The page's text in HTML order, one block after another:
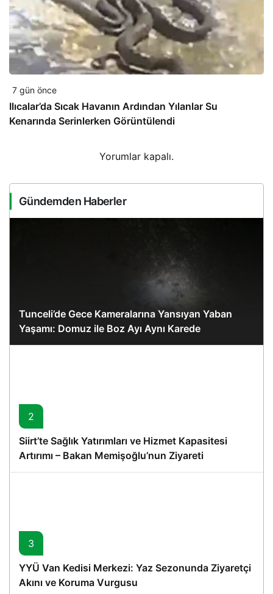
7 gün önce
Ilıcalar’da Sıcak Havanın Ardından Yılanlar Su
Kenarında Serinlerken Görüntülendi
Yorumlar kapalı.
Gündemden Haberler
Tunceli’de Gece Kameralarına Yansıyan Yaban
Yaşamı: Domuz ile Boz Ayı Aynı Karede
2
Siirt’te Sağlık Yatırımları ve Hizmet Kapasitesi
Artırımı – Bakan Memişoğlu’nun Ziyareti
3
YYÜ Van Kedisi Merkezi: Yaz Sezonunda Ziyaretçi
Akını ve Koruma Vurgusu